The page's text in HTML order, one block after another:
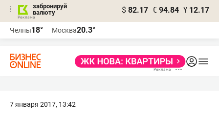
забронируй
валюту
$ 82.17 € 94.84 ¥ 12.17
Челны18° Москва20.3°
7 января 2017, 13:42